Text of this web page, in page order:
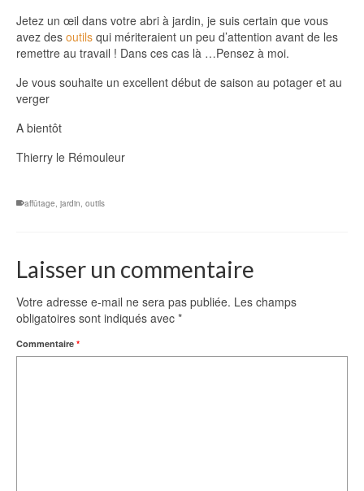
Jetez un œil dans votre abri à jardin, je suis certain que vous
avez des outils qui mériteraient un peu d’attention avant de les
remettre au travail ! Dans ces cas là …Pensez à moi.
Je vous souhaite un excellent début de saison au potager et au
verger
A bientôt
Thierry le Rémouleur
affûtage, jardin, outils
Laisser un commentaire
Votre adresse e-mail ne sera pas publiée. Les champs
obligatoires sont indiqués avec *
Commentaire *